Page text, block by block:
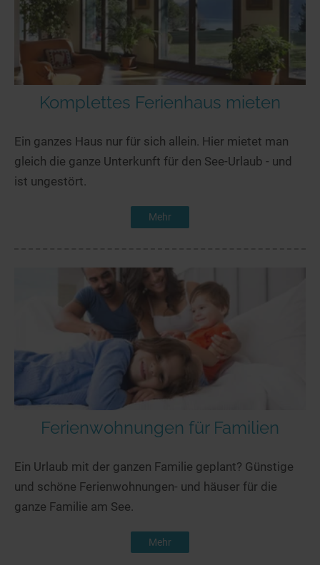
Komplettes Ferienhaus mieten
Ein ganzes Haus nur für sich allein. Hier mietet man
gleich die ganze Unterkunft für den See-Urlaub - und
ist ungestört.
Mehr
Ferienwohnungen für Familien
Ein Urlaub mit der ganzen Familie geplant? Günstige
und schöne Ferienwohnungen- und häuser für die
ganze Familie am See.
Mehr